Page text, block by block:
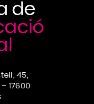
de
45,
17600